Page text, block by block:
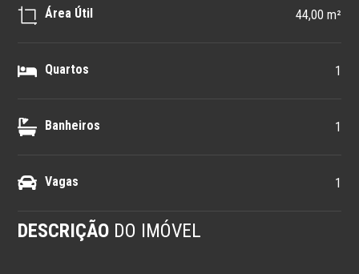
Área Útil 44,00 m²
Quartos 1
Banheiros 1
Vagas 1
DESCRIÇÃO DO IMÓVEL